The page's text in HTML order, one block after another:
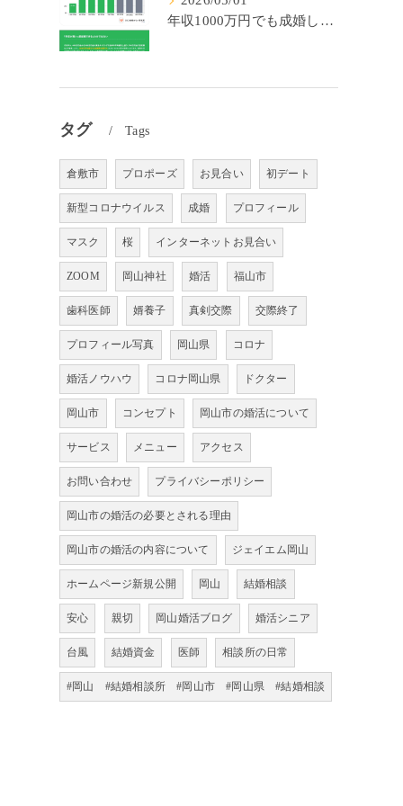
年収1000万円でも成婚しやすいとは限らない? 「年収帯別の成婚率」のリアル
タグ Tags
倉敷市 プロポーズ お見合い 初デート
新型コロナウイルス 成婚 プロフィール
マスク 桜 インターネットお見合い
ZOOM 岡山神社 婚活 福山市
歯科医師 婿養子 真剣交際 交際終了
プロフィール写真 岡山県 コロナ
婚活ノウハウ コロナ岡山県 ドクター
岡山市 コンセプト 岡山市の婚活について
サービス メニュー アクセス
お問い合わせ プライバシーポリシー
岡山市の婚活の必要とされる理由
岡山市の婚活の内容について ジェイエム岡山
ホームページ新規公開 岡山 結婚相談
安心 親切 岡山婚活ブログ 婚活シニア
台風 結婚資金 医師 相談所の日常
#岡山 #結婚相談所 #岡山市 #岡山県 #結婚相談